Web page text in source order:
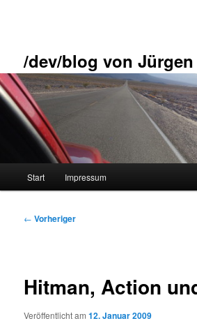
/dev/blog von
Start Impressum
Beitragsnavigation
← Vorheriger
Hitman, Action
Veröffentlicht am12. Januar 2009